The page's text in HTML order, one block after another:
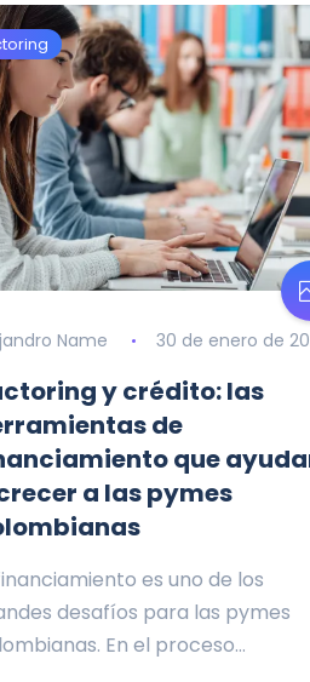
Name 30 de enero de
y crédito: las
de
que
a las pymes
es uno de los
desafíos para las pymes
En el proceso…